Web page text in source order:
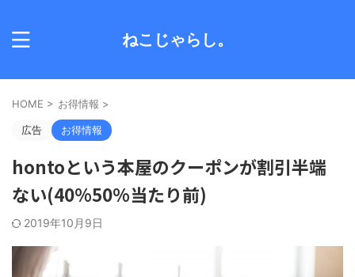
ねこじゃらし。
HOME > お得情報 >
広告 お得情報
hontoという本屋のクーポンが割引半端
ない(40%50%当たり前)
2019年10月9日